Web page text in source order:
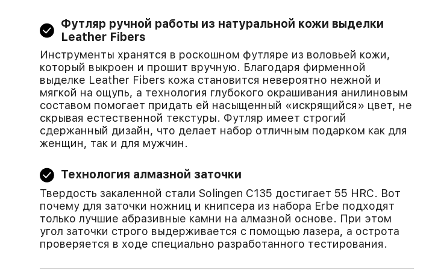
Футляр ручной работы из натуральной кожи выделки
Leather Fibers
Инструменты хранятся в роскошном футляре из воловьей кожи,
который выкроен и прошит вручную. Благодаря фирменной
выделке Leather Fibers кожа становится невероятно нежной и
мягкой на ощупь, а технология глубокого окрашивания анилиновым
составом помогает придать ей насыщенный «искрящийся» цвет, не
скрывая естественной текстуры. Футляр имеет строгий
сдержанный дизайн, что делает набор отличным подарком как для
женщин, так и для мужчин.
Технология алмазной заточки
Твердость закаленной стали Solingen С135 достигает 55 HRC. Вот
почему для заточки ножниц и книпсера из набора Erbe подходят
только лучшие абразивные камни на алмазной основе. При этом
угол заточки строго выдерживается с помощью лазера, а острота
проверяется в ходе специально разработанного тестирования.